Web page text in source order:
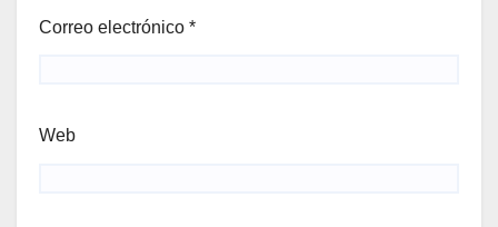
Correo electrónico *
Web